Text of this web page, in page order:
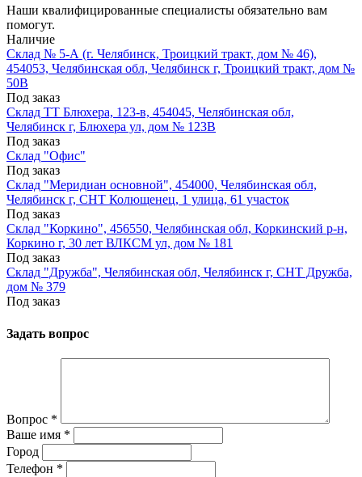
Наши квалифицированные специалисты обязательно вам
помогут.
Наличие
Склад № 5-А (г. Челябинск, Троицкий тракт, дом № 46),
454053, Челябинская обл, Челябинск г, Троицкий тракт, дом №
50В
Под заказ
Склад ТТ Блюхера, 123-в, 454045, Челябинская обл,
Челябинск г, Блюхера ул, дом № 123В
Под заказ
Склад "Офис"
Под заказ
Склад "Меридиан основной", 454000, Челябинская обл,
Челябинск г, СНТ Колющенец, 1 улица, 61 участок
Под заказ
Склад "Коркино", 456550, Челябинская обл, Коркинский р-н,
Коркино г, 30 лет ВЛКСМ ул, дом № 181
Под заказ
Склад "Дружба", Челябинская обл, Челябинск г, СНТ Дружба,
дом № 379
Под заказ
Задать вопрос
Вопрос *
Ваше имя *
Город
Телефон *